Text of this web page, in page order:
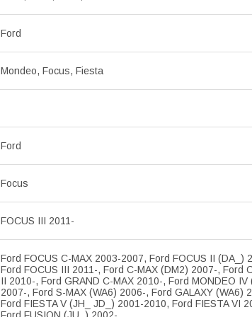
Ford
Mondeo, Focus, Fiesta
Ford
Focus
FOCUS III 2011-
Ford FOCUS C-MAX 2003-2007, Ford FOCUS II (DA_)
Ford FOCUS III 2011-, Ford C-MAX (DM2) 2007-, Ford
II 2010-, Ford GRAND C-MAX 2010-, Ford MONDEO IV
2007-, Ford S-MAX (WA6) 2006-, Ford GALAXY (WA6)
Ford FIESTA V (JH_ JD_) 2001-2010, Ford FIESTA VI
Ford FUSION (JU_) 2002-